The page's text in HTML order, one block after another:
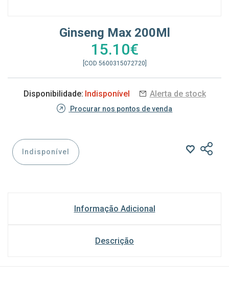
Ginseng Max 200Ml
15.10€
[COD 5600315072720]
Disponibilidade: Indisponível Alerta de stock
Procurar nos pontos de venda
Indisponível
Informação Adicional
Descrição